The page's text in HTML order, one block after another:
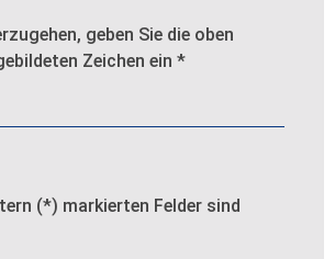
geben Sie die oben
Zeichen ein *
(*) markierten Felder sind